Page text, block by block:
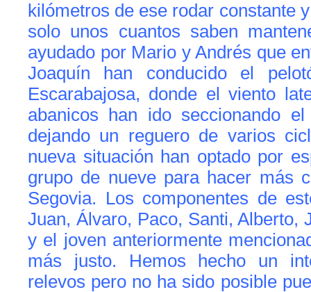
kilómetros de ese rodar constante
solo unos cuantos saben
ayudado por Mario y Andrés que
Joaquín han conducido el
Escarabajosa, donde el viento
abanicos han ido seccionando
dejando un reguero de varios
nueva situación han optado por
grupo de nueve para hacer más
Segovia. Los componentes de
Juan, Álvaro, Paco, Santi, Alberto,
y el joven anteriormente
más justo. Hemos hecho un
relevos pero no ha sido posible